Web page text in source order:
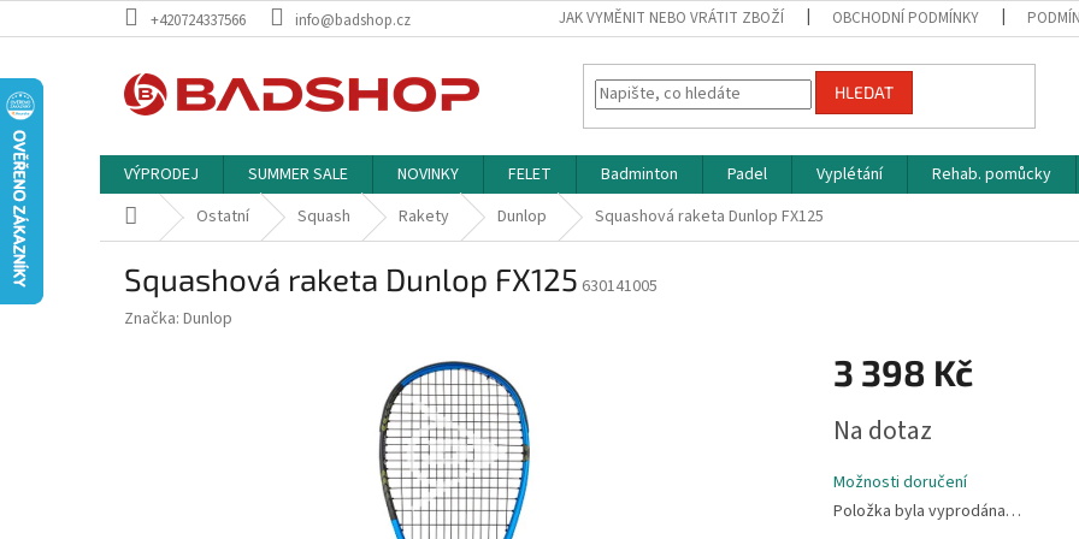
na
+420724337566 info@badshop.cz JAK VYMĚNIT NEBO VRÁTIT ZBOŽÍ OBCHODNÍ PODMÍNKY
HLEDAT
VÝPRODEJ SUMMER SALE NOVINKY FELET Badminton Padel Vyplétání Rehab. pomůcky
Domů Ostatní Squash Rakety Dunlop Squashová raketa Dunlop FX125
Squashová raketa Dunlop FX125 630141005
Značka: Dunlop
3 398 Kč
cena:
Na dotaz
Možnosti doručení
Položka byla vyprodána…